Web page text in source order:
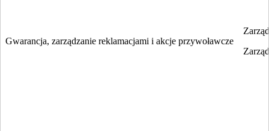
Gwarancja, zarządzanie reklamacjami i akcje przywoławcze